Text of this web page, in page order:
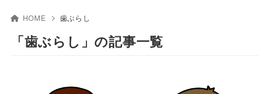
HOME 歯ぶらし
「歯ぶらし」の記事一覧